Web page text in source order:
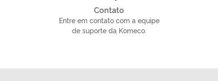
Contato
Entre em contato com a equipe
de suporte da Komeco.